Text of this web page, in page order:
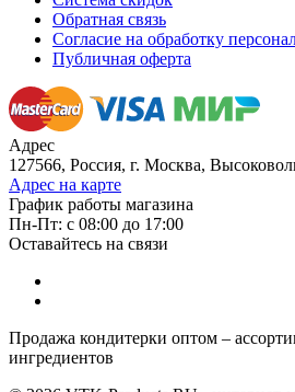
Обратная связь
Согласие на обработку
Публичная оферта
Адрес
127566, Россия, г. Москва,
Адрес на карте
График работы магазина
Пн-Пт: с 08:00 до 17:00
Оставайтесь на связи
Продажа кондитерки оптом –
ингредиентов